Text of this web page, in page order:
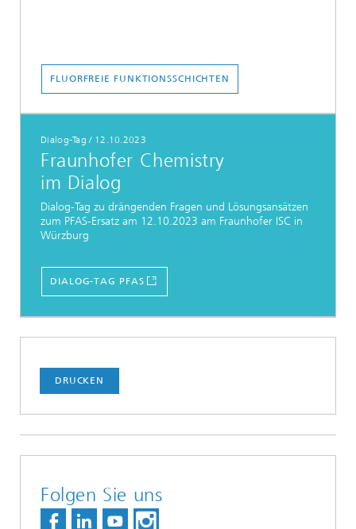
FLUORFREIE FUNKTIONSSCHICHTEN
Dialog-Tag / 12.10.2023
Fraunhofer Chemistry
im Dialog
Dialog-Tag zu drängenden Fragen und Lösungsansätzen
zum PFAS-Ersatz am 12.10.2023 am Fraunhofer ISC in
Würzburg
DIALOG-TAG PFAS
DRUCKEN
Folgen Sie uns